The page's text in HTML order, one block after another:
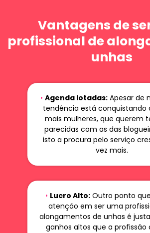
Vantagens de
profissional de
unhas
• Agenda lotadas:Apesar de
tendência está conquistando
mais mulheres, que querem
parecidas com as das
isto a procura pelo serviço
vez mais.
• Lucro Alto:Outro ponto
atenção em ser uma
alongamentos de unhas é
ganhos altos que a profissão